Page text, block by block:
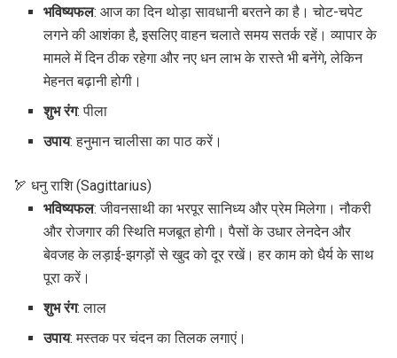
भविष्यफल: आज का दिन थोड़ा सावधानी बरतने का है। चोट-चपेट
लगने की आशंका है, इसलिए वाहन चलाते समय सतर्क रहें। व्यापार के
मामले में दिन ठीक रहेगा और नए धन लाभ के रास्ते भी बनेंगे, लेकिन
मेहनत बढ़ानी होगी।
शुभ रंग: पीला
उपाय: हनुमान चालीसा का पाठ करें।
🏹 धनु राशि (Sagittarius)
भविष्यफल: जीवनसाथी का भरपूर सानिध्य और प्रेम मिलेगा। नौकरी
और रोजगार की स्थिति मजबूत होगी। पैसों के उधार लेनदेन और
बेवजह के लड़ाई-झगड़ों से खुद को दूर रखें। हर काम को धैर्य के साथ
पूरा करें।
शुभ रंग: लाल
उपाय: मस्तक पर चंदन का तिलक लगाएं।